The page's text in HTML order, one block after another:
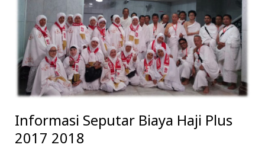
Informasi Seputar Biaya Haji Plus
2017 2018
2018